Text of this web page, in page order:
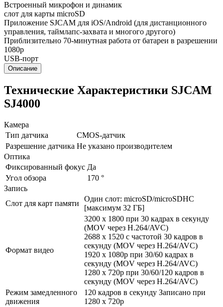
Встроенный микрофон и динамик
слот для карты microSD
Приложение SJCAM для iOS/Android (для дистанционного
управления, таймлапс-захвата и многого другого)
Приблизительно 70-минутная работа от батареи в разрешении
1080p
USB-порт
Описание
Технические Характеристики SJCAM
SJ4000
Камера
Тип датчика
CMOS-датчик
Разрешение датчика Не указано производителем
Оптика
Фиксированный фокус Да
Угол обзора
170 °
Запись
Слот для карт памяти
Один слот: microSD/microSDHC
[максимум 32 ГБ]
Формат видео
3200 x 1800 при 30 кадрах в секунду
(MOV через H.264/AVC)
2688 x 1520 с частотой 30 кадров в
секунду (MOV через H.264/AVC)
1920 x 1080p при 30/60 кадрах в
секунду (MOV через H.264/AVC)
1280 x 720p при 30/60/120 кадров в
секунду (MOV через H.264/AVC)
Режим замедленного
движения
120 кадров в секунду Записано при
1280 x 720p